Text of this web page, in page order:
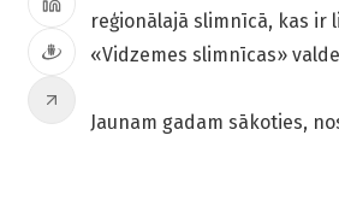
reģionālajā slimnīcā, kas ir
«Vidzemes slimnīcas»
Jaunam gadam sākoties,